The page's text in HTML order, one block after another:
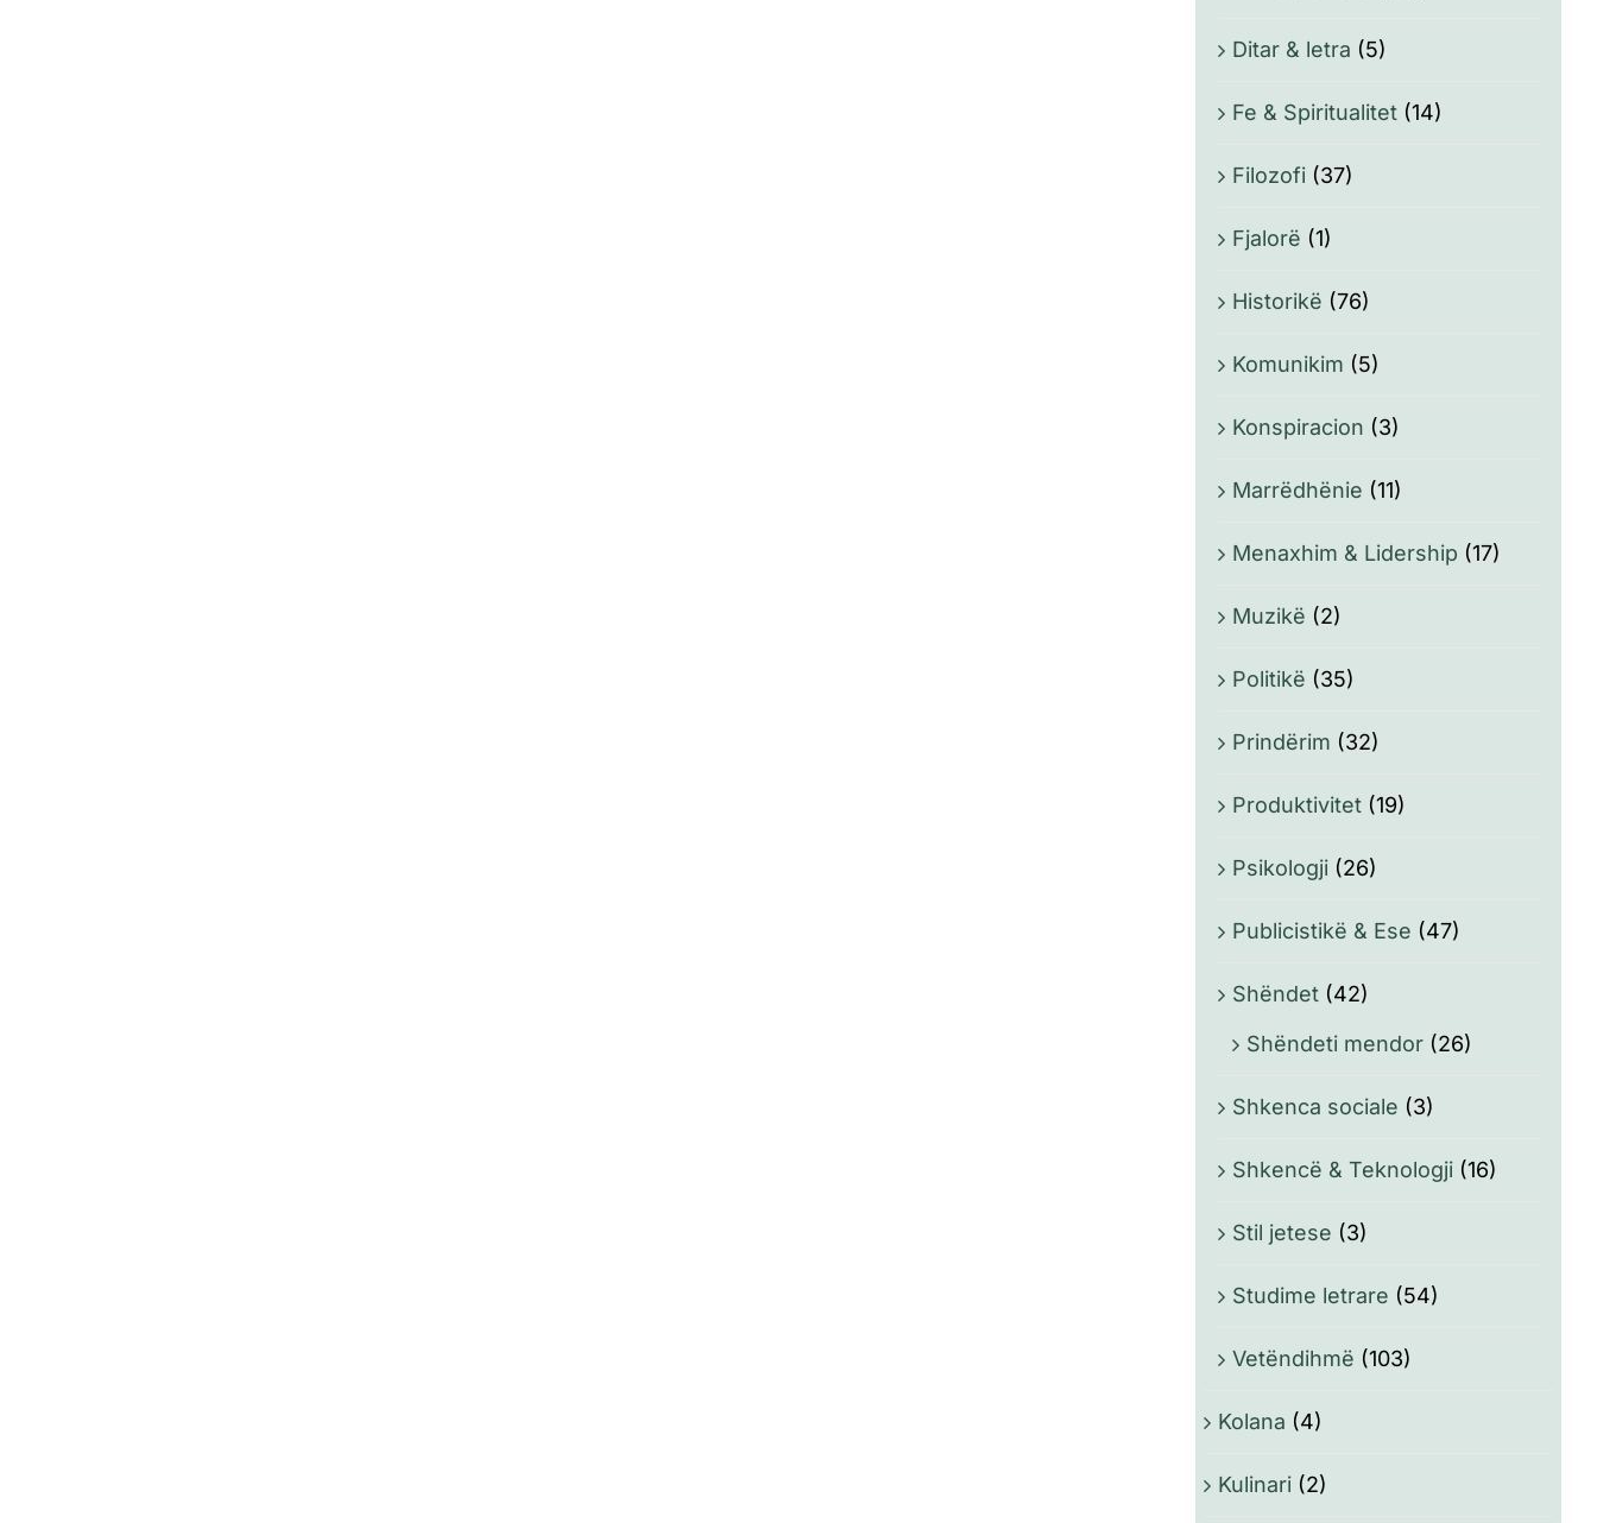
Ditar & letra (5)
Fe & Spiritualitet (14)
Filozofi (37)
Fjalorë (1)
Historikë (76)
Komunikim (5)
Konspiracion (3)
Marrëdhënie (11)
Menaxhim & Lidership (17)
Muzikë (2)
Politikë (35)
Prindërim (32)
Produktivitet (19)
Psikologji (26)
Publicistikë & Ese (47)
Shëndet (42)
Shëndeti mendor (26)
Shkenca sociale (3)
Shkencë & Teknologji (16)
Stil jetese (3)
Studime letrare (54)
Vetëndihmë (103)
Kolana (4)
Kulinari (2)